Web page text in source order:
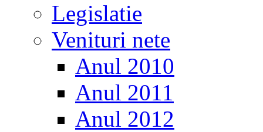
Legislatie
Venituri nete
Anul 2010
Anul 2011
Anul 2012